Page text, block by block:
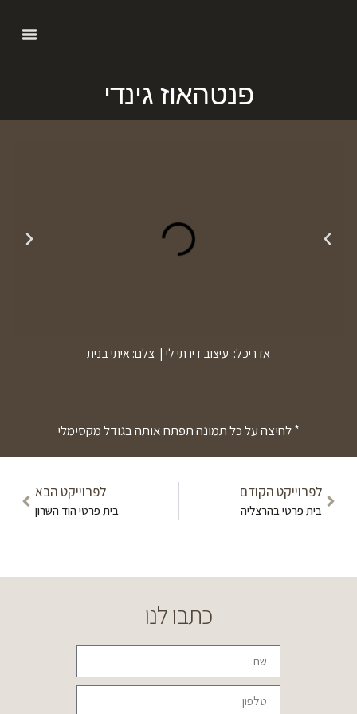
פנטהאוז גינדי
אדריכל: עיצוב דירתי לי | צלם: איתי בנית
* לחיצה על כל תמונה תפתח אותה בגודל מקסימלי
לפרוייקט הקודם
בית פרטי בהרצליה
לפרוייקט הבא
בית פרטי הוד השרון
כתבו לנו